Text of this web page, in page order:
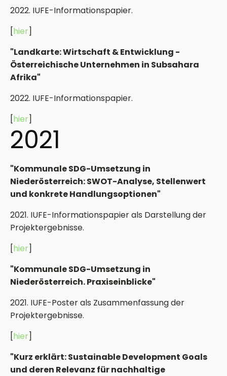
2022. IUFE-Informationspapier.
[hier]
"Landkarte: Wirtschaft & Entwicklung -
Österreichische Unternehmen in Subsahara
Afrika"
2022. IUFE-Informationspapier.
[hier]
2021
"Kommunale SDG-Umsetzung in
Niederösterreich: SWOT-Analyse, Stellenwert
und konkrete Handlungsoptionen"
2021. IUFE-Informationspapier als Darstellung der
Projektergebnisse.
[hier]
"Kommunale SDG-Umsetzung in
Niederösterreich. Praxiseinblicke"
2021. IUFE-Poster als Zusammenfassung der
Projektergebnisse.
[hier]
"Kurz erklärt: Sustainable Development Goals
und deren Relevanz für nachhaltige